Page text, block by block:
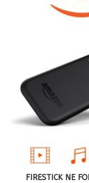
FIRESTICK NE